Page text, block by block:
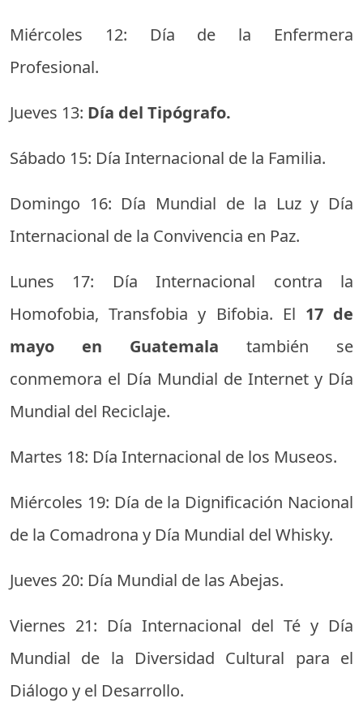
Miércoles 12: Día de la Enfermera
Profesional.
Jueves 13: Día del Tipógrafo.
Sábado 15: Día Internacional de la Familia.
Domingo 16: Día Mundial de la Luz y Día
Internacional de la Convivencia en Paz.
Lunes 17: Día Internacional contra la
Homofobia, Transfobia y Bifobia. El 17 de
mayo en Guatemala también se
conmemora el Día Mundial de Internet y Día
Mundial del Reciclaje.
Martes 18: Día Internacional de los Museos.
Miércoles 19: Día de la Dignificación Nacional
de la Comadrona y Día Mundial del Whisky.
Jueves 20: Día Mundial de las Abejas.
Viernes 21: Día Internacional del Té y Día
Mundial de la Diversidad Cultural para el
Diálogo y el Desarrollo.